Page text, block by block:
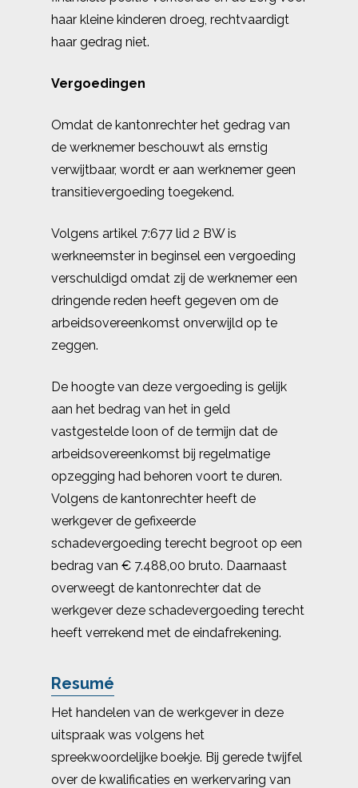
haar kleine kinderen droeg, rechtvaardigt
haar gedrag niet.
Vergoedingen
Omdat de kantonrechter het gedrag van
de werknemer beschouwt als ernstig
verwijtbaar, wordt er aan werknemer geen
transitievergoeding toegekend.
Volgens artikel 7:677 lid 2 BW is
werkneemster in beginsel een vergoeding
verschuldigd omdat zij de werknemer een
dringende reden heeft gegeven om de
arbeidsovereenkomst onverwijld op te
zeggen.
De hoogte van deze vergoeding is gelijk
aan het bedrag van het in geld
vastgestelde loon of de termijn dat de
arbeidsovereenkomst bij regelmatige
opzegging had behoren voort te duren.
Volgens de kantonrechter heeft de
werkgever de gefixeerde
schadevergoeding terecht begroot op een
bedrag van € 7.488,00 bruto. Daarnaast
overweegt de kantonrechter dat de
werkgever deze schadevergoeding terecht
heeft verrekend met de eindafrekening.
Resumé
Het handelen van de werkgever in deze
uitspraak was volgens het
spreekwoordelijke boekje. Bij gerede twijfel
over de kwalificaties en werkervaring van